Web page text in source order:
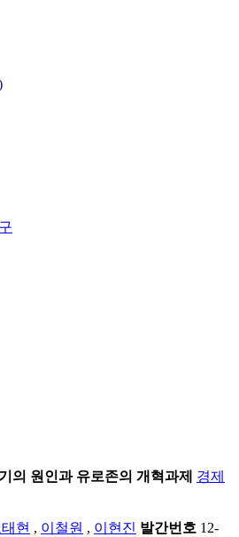
의 원인과 유로존의 개혁과제 경제
현 , 이철원 , 이현진 발간번호 12-